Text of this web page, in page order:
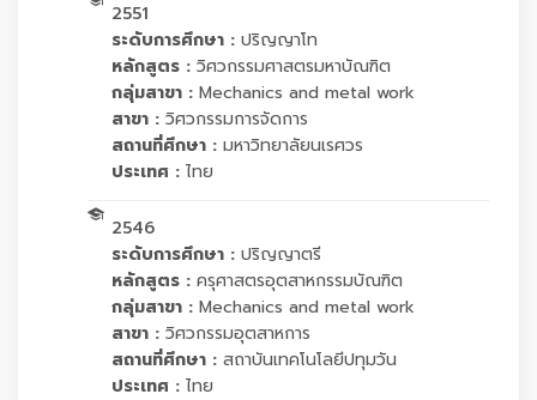
2551
ระดับการศึกษา : ปริญญาโท
หลักสูตร : วิศวกรรมศาสตรมหาบัณฑิต
กลุ่มสาขา : Mechanics and metal work
สาขา : วิศวกรรมการจัดการ
สถานที่ศึกษา : มหาวิทยาลัยนเรศวร
ประเทศ : ไทย
2546
ระดับการศึกษา : ปริญญาตรี
หลักสูตร : ครุศาสตรอุตสาหกรรมบัณฑิต
กลุ่มสาขา : Mechanics and metal work
สาขา : วิศวกรรมอุตสาหการ
สถานที่ศึกษา : สถาบันเทคโนโลยีปทุมวัน
ประเทศ : ไทย